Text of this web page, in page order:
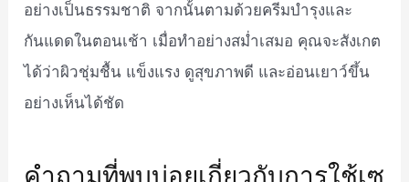
อย่างเป็นธรรมชาติ จากนั้นตามด้วยครีมบำรุงและ
กันแดดในตอนเช้า เมื่อทำอย่างสม่ำเสมอ คุณจะสังเกต
ได้ว่าผิวชุ่มชื้น แข็งแรง ดูสุขภาพดี และอ่อนเยาว์ขึ้น
อย่างเห็นได้ชัด
คำถามที่พบบ่อยเกี่ยวกับการใช้เซ